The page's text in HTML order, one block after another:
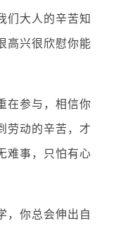
们大人的辛苦知
高兴很欣慰你能
在参与，相信你
劳动的辛苦，才
难事，只怕有心
，你总会伸出自